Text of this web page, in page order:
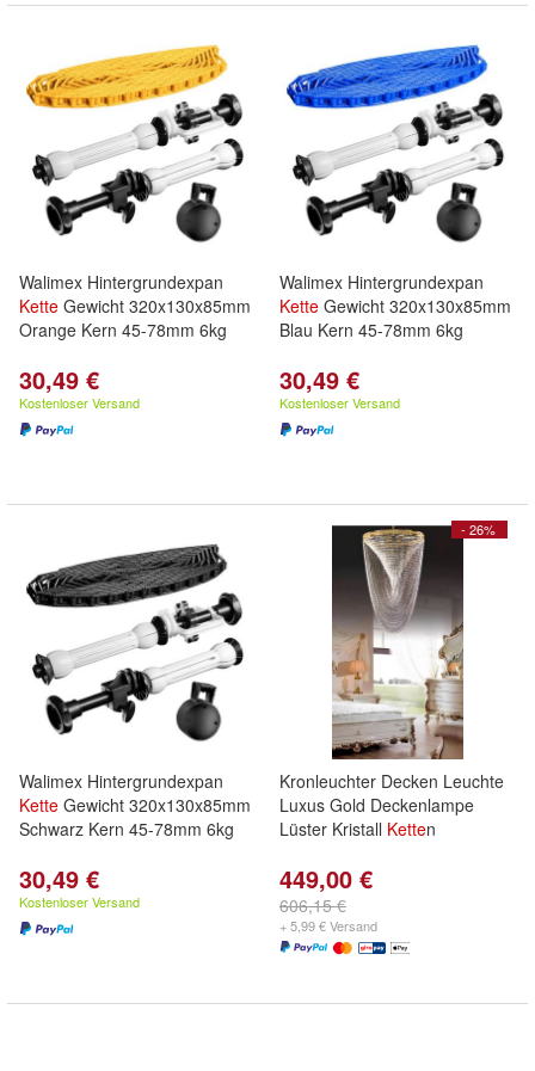
Walimex Hintergrundexpan
Kette Gewicht 320x130x85mm
Orange Kern 45-78mm 6kg
30,49 €
Kostenloser Versand
Walimex Hintergrundexpan
Kette Gewicht 320x130x85mm
Blau Kern 45-78mm 6kg
30,49 €
Kostenloser Versand
Walimex Hintergrundexpan
Kette Gewicht 320x130x85mm
Schwarz Kern 45-78mm 6kg
30,49 €
Kostenloser Versand
- 26%
Kronleuchter Decken Leuchte
Luxus Gold Deckenlampe
Lüster Kristall Ketten
449,00 €
606,15 €
+ 5,99 € Versand